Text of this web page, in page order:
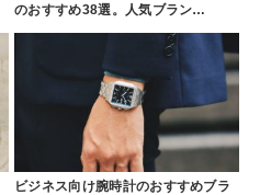
のおすすめ38選。人気ブラン…
ビジネス向け腕時計のおすすめブラ